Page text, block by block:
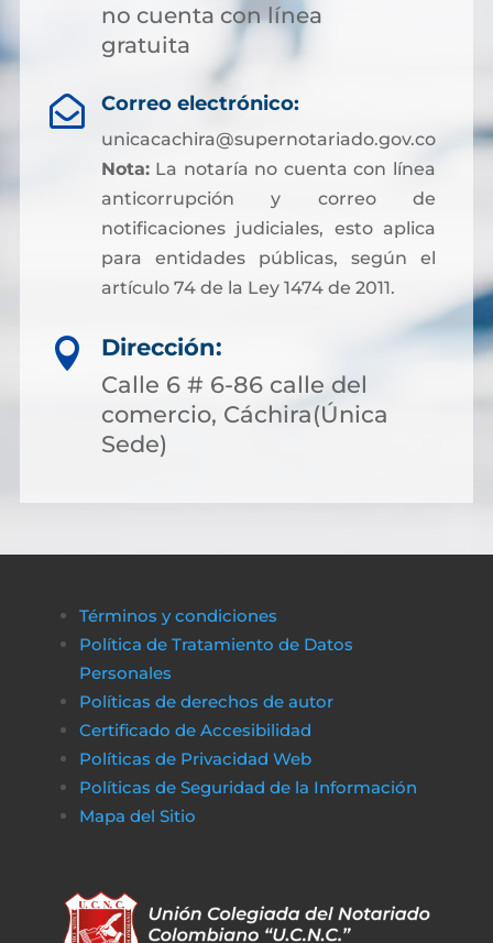
no cuenta con línea
gratuita
 Correo electrónico:
unicacachira@supernotariado.gov.co
Nota:La notaría no cuenta con línea
anticorrupción y correo de
notificaciones judiciales, esto aplica
para entidades públicas, según el
artículo 74 de la Ley 1474 de 2011.

Dirección:
Calle 6 # 6-86 calle del
comercio, Cáchira(Única
Sede)
Términos y condiciones
Política de Tratamiento de Datos
Personales
Políticas de derechos de autor
Certificado de Accesibilidad
Políticas de Privacidad Web
Políticas de Seguridad de la Información
Mapa del Sitio